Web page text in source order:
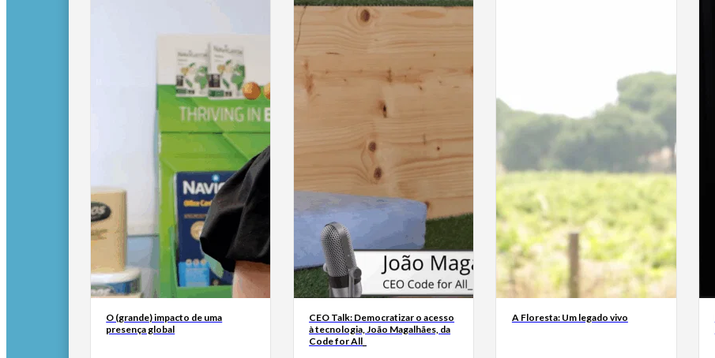
O (grande) impacto de uma
presença global
CEO Talk: Democratizar o acesso
à tecnologia, João Magalhães, da
Code for All_
A Floresta: Um legado vivo